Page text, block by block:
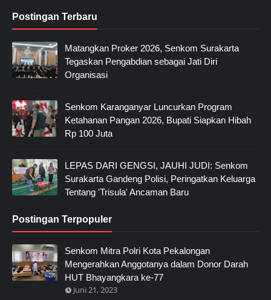
Postingan Terbaru
Matangkan Proker 2026, Senkom Surakarta
Tegaskan Pengabdian sebagai Jati Diri
Organisasi
Senkom Karanganyar Luncurkan Program
Ketahanan Pangan 2026, Bupati Siapkan Hibah
Rp 100 Juta
LEPAS DARI GENGSI, JAUHI JUDI: Senkom
Surakarta Gandeng Polisi, Peringatkan Keluarga
Tentang 'Trisula' Ancaman Baru
Postingan Terpopuler
Senkom Mitra Polri Kota Pekalongan
Mengerahkan Anggotanya dalam Donor Darah
HUT Bhayangkara ke-77
Juni 21, 2023